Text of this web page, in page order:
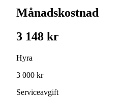
Månadskostnad
3 148 kr
Hyra
3 000 kr
Serviceavgift